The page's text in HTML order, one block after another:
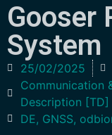
Gooser
System
25/02/2025
Communication
Description [TD]
DE, GNSS,